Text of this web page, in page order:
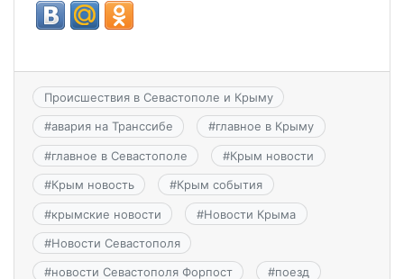
Происшествия в Севастополе и Крыму
#авария на Транссибе #главное в Крыму
#главное в Севастополе #Крым новости
#Крым новость #Крым события
#крымские новости #Новости Крыма
#Новости Севастополя
#новости Севастополя Форпост #поезд